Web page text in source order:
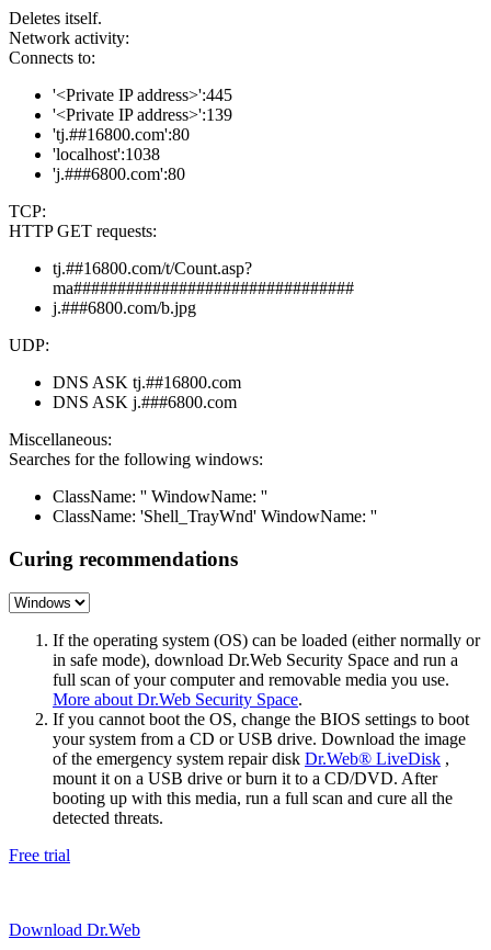
Deletes itself.
Network activity:
Connects to:
'<Private IP address>':445
'<Private IP address>':139
'tj.##16800.com':80
'localhost':1038
'j.###6800.com':80
TCP:
HTTP GET requests:
tj.##16800.com/t/Count.asp?
ma################################
j.###6800.com/b.jpg
UDP:
DNS ASK tj.##16800.com
DNS ASK j.###6800.com
Miscellaneous:
Searches for the following windows:
ClassName: '' WindowName: ''
ClassName: 'Shell_TrayWnd' WindowName: ''
Curing recommendations
If the operating system (OS) can be loaded (either normally or
in safe mode), download Dr.Web Security Space and run a
full scan of your computer and removable media you use.
More about Dr.Web Security Space.
If you cannot boot the OS, change the BIOS settings to boot
your system from a CD or USB drive. Download the image
of the emergency system repair disk Dr.Web® LiveDisk ,
mount it on a USB drive or burn it to a CD/DVD. After
booting up with this media, run a full scan and cure all the
detected threats.
Free trial
Download Dr.Web